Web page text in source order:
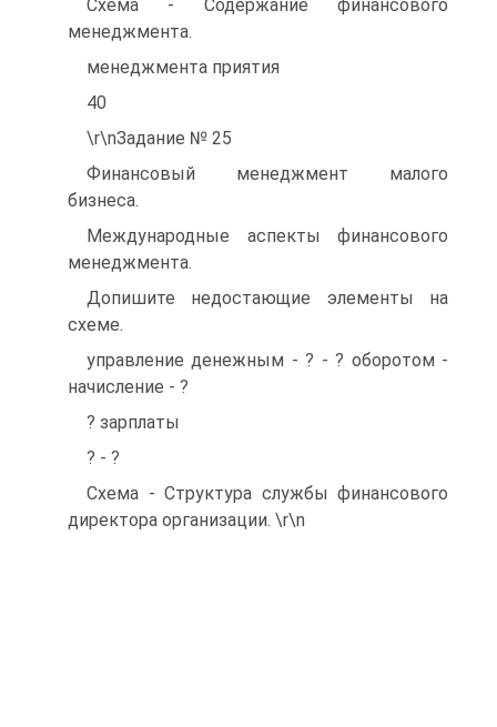
Схема - Содержание финансового
менеджмента.
менеджмента приятия
40
\r\nЗадание № 25
Финансовый менеджмент малого
бизнеса.
Международные аспекты финансового
менеджмента.
Допишите недостающие элементы на
схеме.
управление денежным - ? - ? оборотом -
начисление - ?
? зарплаты
? - ?
Схема - Структура службы финансового
директора организации. \r\n